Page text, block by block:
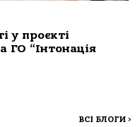
у проєкті
ГО “Інтонація
ВСІ БЛОГИ >